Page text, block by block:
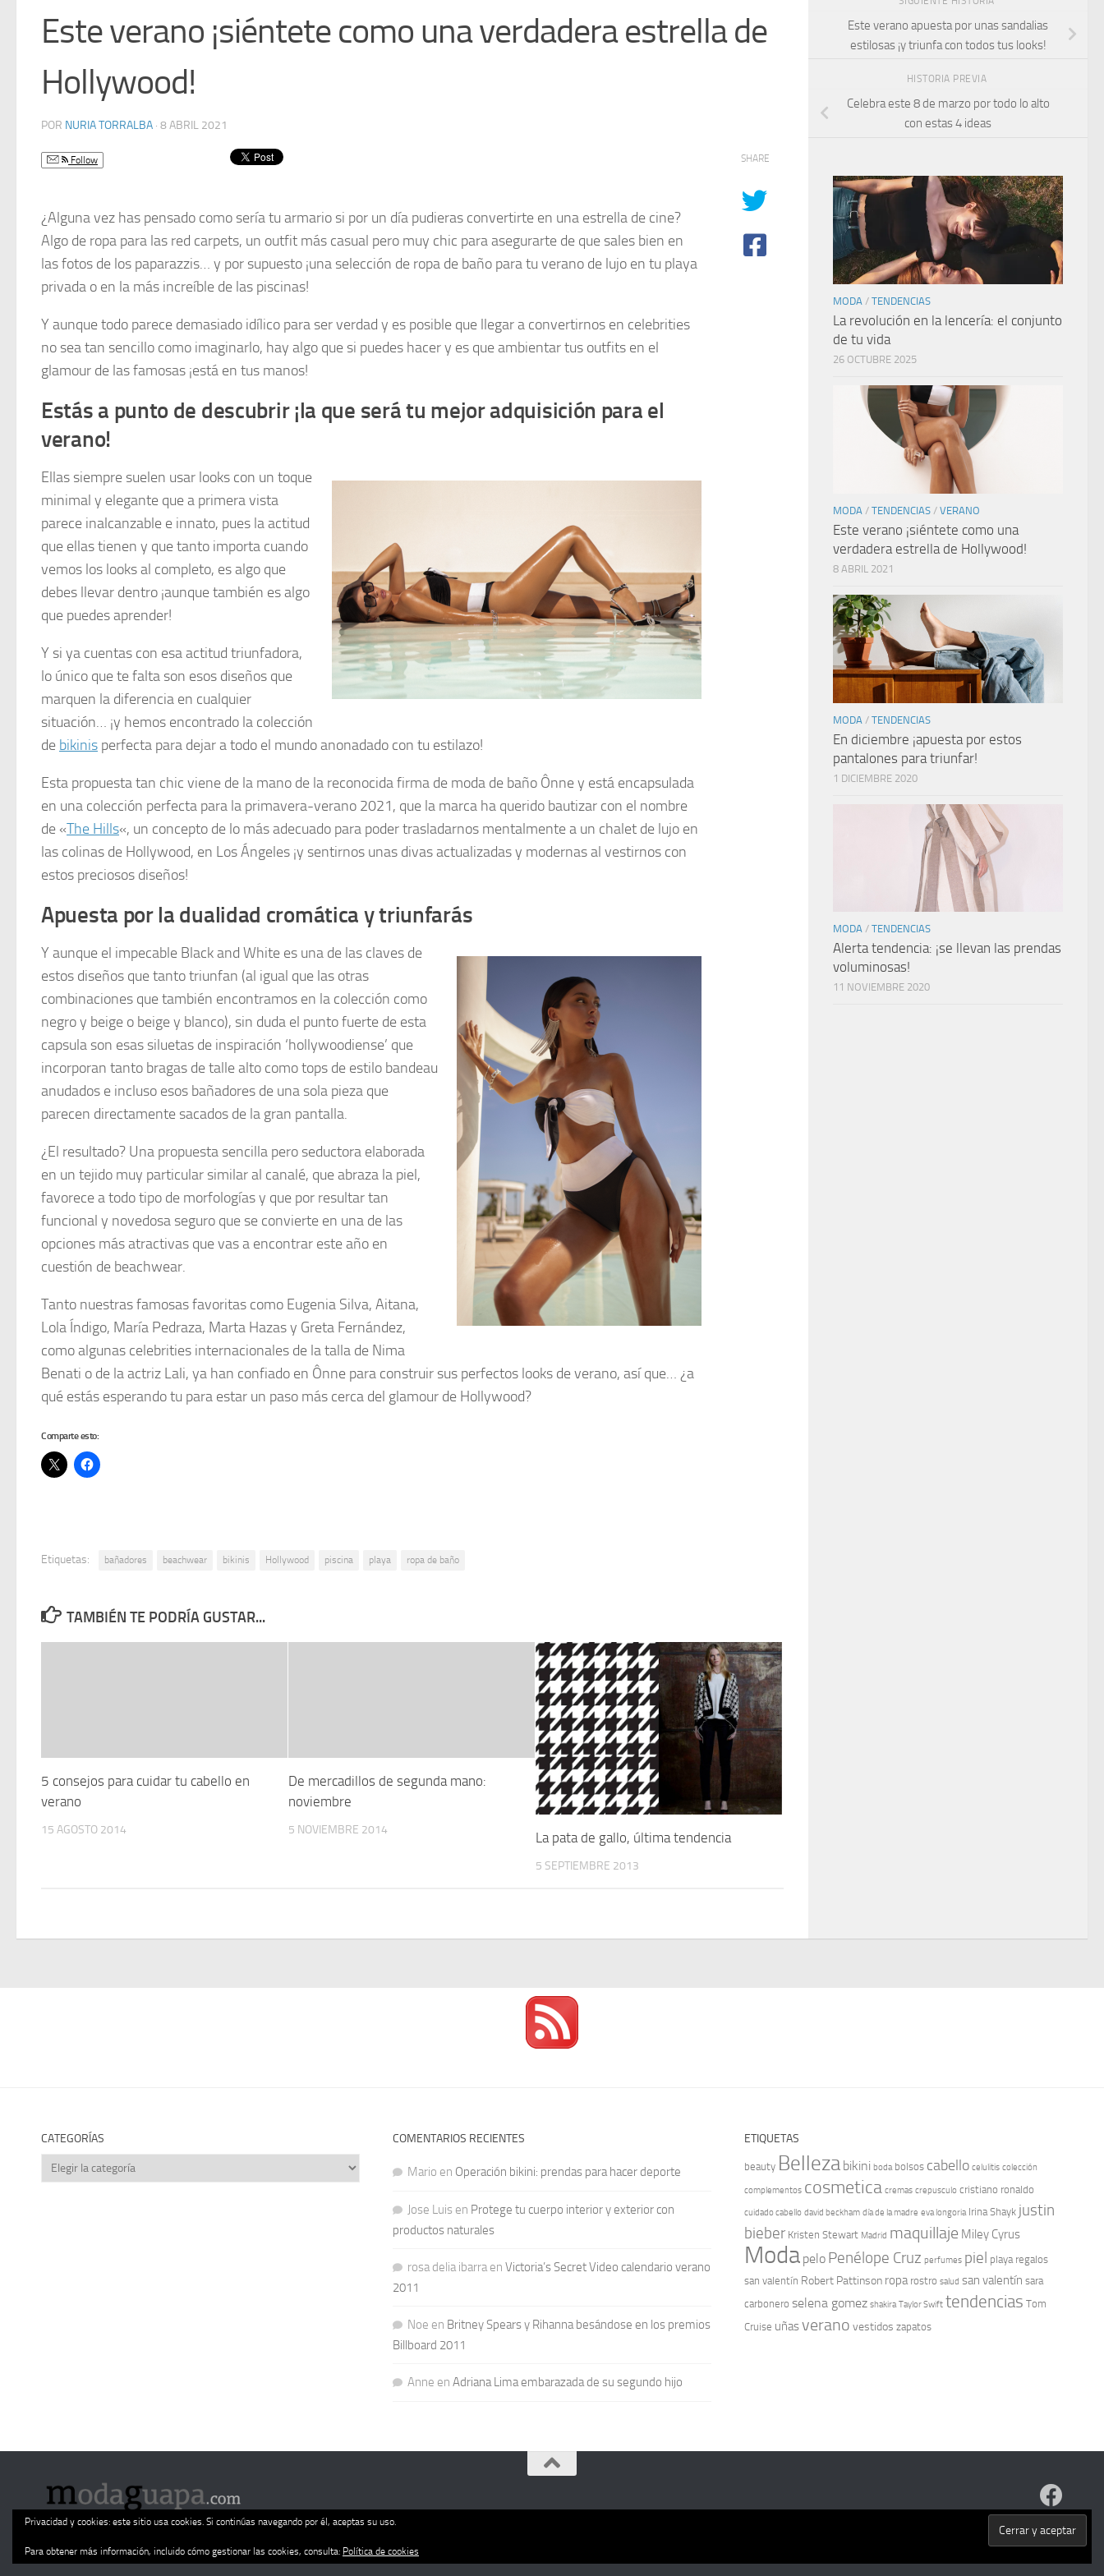
Este verano ¡siéntete como una verdadera estrella de
Hollywood!
POR NURIA TORRALBA · 8 ABRIL 2021
Follow
¿Alguna vez has pensado como sería tu armario si por un día pudieras convertirte en una estrella de cine?
Algo de ropa para las red carpets, un outfit más casual pero muy chic para asegurarte de que sales bien en
las fotos de los paparazzis… y por supuesto ¡una selección de ropa de baño para tu verano de lujo en tu playa
privada o en la más increíble de las piscinas!
Y aunque todo parece demasiado idílico para ser verdad y es posible que llegar a convertirnos en celebrities
no sea tan sencillo como imaginarlo, hay algo que si puedes hacer y es que ambientar tus outfits en el
glamour de las famosas ¡está en tus manos!
Estás a punto de descubrir ¡la que será tu mejor adquisición para el
verano!
Ellas siempre suelen usar looks con un toque
minimal y elegante que a primera vista
parece inalcanzable e innato, pues la actitud
que ellas tienen y que tanto importa cuando
vemos los looks al completo, es algo que
debes llevar dentro ¡aunque también es algo
que puedes aprender!
Y si ya cuentas con esa actitud triunfadora,
lo único que te falta son esos diseños que
marquen la diferencia en cualquier
situación… ¡y hemos encontrado la colección
de bikinis perfecta para dejar a todo el mundo anonadado con tu estilazo!
Esta propuesta tan chic viene de la mano de la reconocida firma de moda de baño Ônne y está encapsulada
en una colección perfecta para la primavera-verano 2021, que la marca ha querido bautizar con el nombre
de «The Hills«, un concepto de lo más adecuado para poder trasladarnos mentalmente a un chalet de lujo en
las colinas de Hollywood, en Los Ángeles ¡y sentirnos unas divas actualizadas y modernas al vestirnos con
estos preciosos diseños!
Apuesta por la dualidad cromática y triunfarás
Y aunque el impecable Black and White es una de las claves de
estos diseños que tanto triunfan (al igual que las otras
combinaciones que también encontramos en la colección como
negro y beige o beige y blanco), sin duda el punto fuerte de esta
capsula son esas siluetas de inspiración ‘hollywoodiense’ que
incorporan tanto bragas de talle alto como tops de estilo bandeau
anudados e incluso esos bañadores de una sola pieza que
parecen directamente sacados de la gran pantalla.
¿El resultado? Una propuesta sencilla pero seductora elaborada
en un tejido muy particular similar al canalé, que abraza la piel,
favorece a todo tipo de morfologías y que por resultar tan
funcional y novedosa seguro que se convierte en una de las
opciones más atractivas que vas a encontrar este año en
cuestión de beachwear.
Tanto nuestras famosas favoritas como Eugenia Silva, Aitana,
Lola Índigo, María Pedraza, Marta Hazas y Greta Fernández,
como algunas celebrities internacionales de la talla de Nima
Benati o de la actriz Lali, ya han confiado en Ônne para construir sus perfectos looks de verano, así que… ¿a
qué estás esperando tu para estar un paso más cerca del glamour de Hollywood?
Comparte esto:
SHARE
Etiquetas: bañadores beachwear bikinis Hollywood piscina playa ropa de baño
TAMBIÉN TE PODRÍA GUSTAR...
5 consejos para cuidar tu cabello en
verano
15 AGOSTO 2014
De mercadillos de segunda mano:
noviembre
5 NOVIEMBRE 2014 La pata de gallo, última tendencia
5 SEPTIEMBRE 2013
Este verano apuesta por unas sandalias
estilosas ¡y triunfa con todos tus looks!
HISTORIA PREVIA
Celebra este 8 de marzo por todo lo alto
con estas 4 ideas
MODA / TENDENCIAS
La revolución en la lencería: el conjunto
de tu vida
26 OCTUBRE 2025
MODA / TENDENCIAS / VERANO
Este verano ¡siéntete como una
verdadera estrella de Hollywood!
8 ABRIL 2021
MODA / TENDENCIAS
En diciembre ¡apuesta por estos
pantalones para triunfar!
1 DICIEMBRE 2020
MODA / TENDENCIAS
Alerta tendencia: ¡se llevan las prendas
voluminosas!
11 NOVIEMBRE 2020
CATEGORÍAS
Categorías
COMENTARIOS RECIENTES
Mario en Operación bikini: prendas para hacer deporte
Jose Luis en Protege tu cuerpo interior y exterior con
productos naturales
rosa delia ibarraen Victoria’s Secret Video calendario verano
2011
Noe en Britney Spears y Rihanna besándose en los premios
Billboard 2011
Anne en Adriana Lima embarazada de su segundo hijo
ETIQUETAS
beauty Belleza bikini boda bolsos cabello celulitis colección
complementos cosmetica cremas crepusculo cristiano ronaldo
cuidado cabello david beckham día de la madre eva longoria Irina Shayk justin
bieber Kristen Stewart Madrid maquillaje Miley Cyrus
Moda pelo Penélope Cruz perfumes piel playa regalos
san valentín Robert Pattinson ropa rostro salud san valentín sara
carbonero selena gomez shakira Taylor Swift tendencias Tom
Cruise uñasverano vestidos zapatos
Privacidad y cookies: este sitio usa cookies. Si continúas navegando por él, aceptas su uso.
Para obtener más información, incluido cómo gestionar las cookies, consulta: Política de cookies